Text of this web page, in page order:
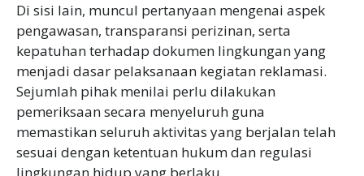
Di sisi lain, muncul pertanyaan mengenai aspek
pengawasan, transparansi perizinan, serta
kepatuhan terhadap dokumen lingkungan yang
menjadi dasar pelaksanaan kegiatan reklamasi.
Sejumlah pihak menilai perlu dilakukan
pemeriksaan secara menyeluruh guna
memastikan seluruh aktivitas yang berjalan telah
sesuai dengan ketentuan hukum dan regulasi